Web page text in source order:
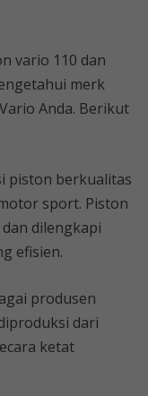
vario 110 dan
merk
Anda. Berikut
piston berkualitas
sport. Piston
dilengkapi
efisien.
produsen
dari
ketat